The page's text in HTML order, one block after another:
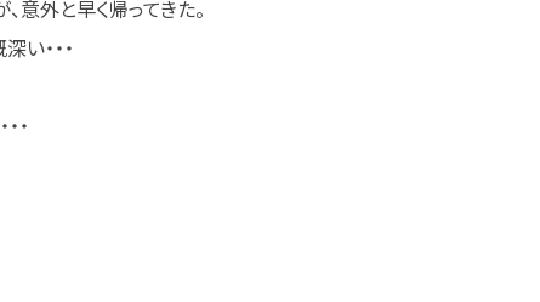
意外と早く帰ってきた。
い・・・
・